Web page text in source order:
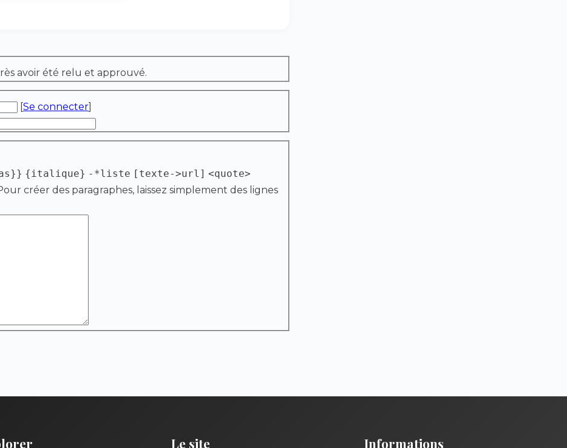
avoir été relu et approuvé.
[Se connecter]
{italique} -*liste [texte->url] <quote>
créer des paragraphes, laissez simplement des lignes
Le site Informations